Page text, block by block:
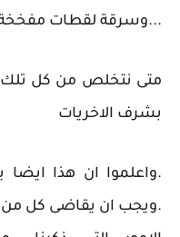
...وسرقة لقطات مفخخة
متى نتخلص من كل تلك
بشرف الاخريات
.واعلموا ان هذا
.ويجب ان يقاضى كل